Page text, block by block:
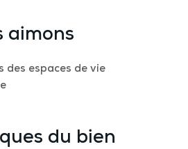
aimons
des espaces de vie
du bien